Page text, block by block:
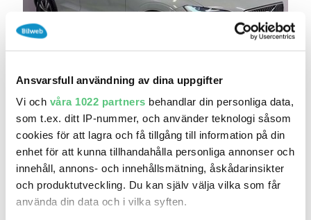
Ansvarsfull användning av dina uppgifter
Vi och våra 1022 partners behandlar din personliga data,
som t.ex. ditt IP-nummer, och använder teknologi såsom
cookies för att lagra och få tillgång till information på din
enhet för att kunna tillhandahålla personliga annonser och
innehåll, annons- och innehållsmätning, åskådarinsikter
och produktutveckling. Du kan själv välja vilka som får
använda din data och i vilka syften.
Volvo XC60 T6 AWD Core Special Edition
Panora..
Pris449 900 kr Beräkna månadskostnad
SolidBil AB
Mil: 6 919 År: 2025
Gratis historik (6)
Räkna på försäkring